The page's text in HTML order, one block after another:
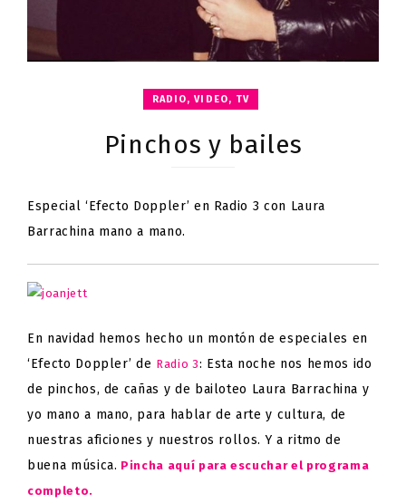
RADIO, VIDEO, TV
Pinchos y bailes
Especial ‘Efecto Doppler’ en Radio 3 con Laura
Barrachina mano a mano.
En navidad hemos hecho un montón de especiales en
‘Efecto Doppler’ de Radio 3: Esta noche nos hemos ido
de pinchos, de cañas y de bailoteo Laura Barrachina y
yo mano a mano, para hablar de arte y cultura, de
nuestras aficiones y nuestros rollos. Y a ritmo de
buena música. Pincha aquí para escuchar el programa
completo.